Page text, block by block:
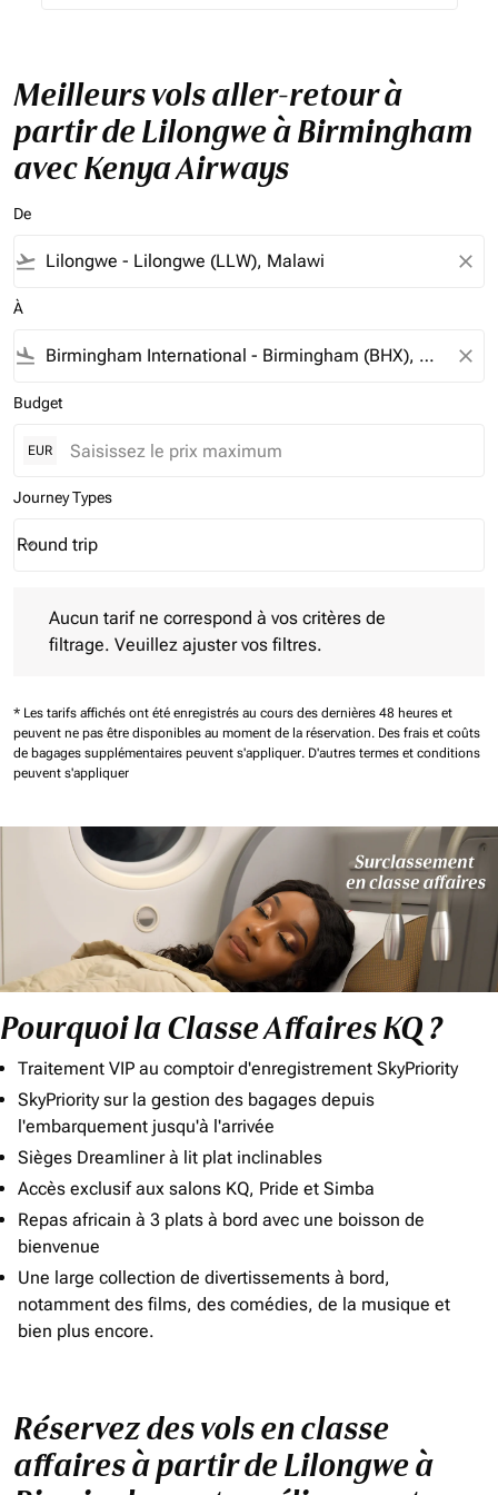
Meilleurs vols aller-retour à
partir de Lilongwe à Birmingham
avec Kenya Airways
De
flight_takeoff close
À
flight_land close
Budget
EUR
Journey Types
Journey Types option Round trip Selected
Round trip
keyboard_arrow_down
Aucun tarif ne correspond à vos critères de
filtrage. Veuillez ajuster vos filtres.
* Les tarifs affichés ont été enregistrés au cours des dernières 48 heures et
peuvent ne pas être disponibles au moment de la réservation. Des frais et coûts
de bagages supplémentaires peuvent s'appliquer. D'autres termes et conditions
peuvent s'appliquer
Pourquoi la Classe Affaires KQ ?
Traitement VIP au comptoir d'enregistrement SkyPriority
SkyPriority sur la gestion des bagages depuis
l'embarquement jusqu'à l'arrivée
Sièges Dreamliner à lit plat inclinables
Accès exclusif aux salons KQ, Pride et Simba
Repas africain à 3 plats à bord avec une boisson de
bienvenue
Une large collection de divertissements à bord,
notamment des films, des comédies, de la musique et
bien plus encore.
Réservez des vols en classe
affaires à partir de Lilongwe à